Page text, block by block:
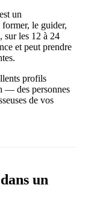
un
le guider,
sur les 12 à 24
et peut prendre
profils
— des personnes
de vos
un